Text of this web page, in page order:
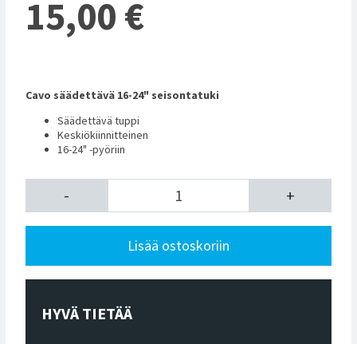
15,00 €
Cavo säädettävä 16-24" seisontatuki
Säädettävä tuppi
Keskiökiinnitteinen
16-24" -pyöriin
- +
Lisää ostoskoriin
HYVÄ TIETÄÄ